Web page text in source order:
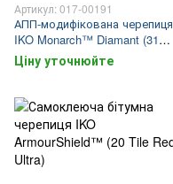
Артикул: 017-00191
АПП-модифікована черепиця
IKO Monarch™ Diamant (31
Slate)
Ціну уточнюйте